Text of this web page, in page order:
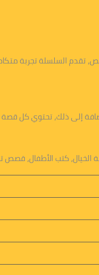
تقدم السلسلة تجربة
إلى ذلك، تحتوي كل
كتب الأطفال، قصص